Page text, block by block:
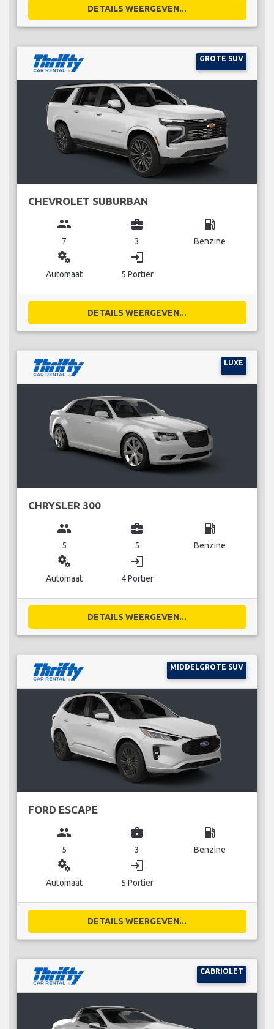
DETAILS WEERGEVEN...
GROTE SUV
CHEVROLET SUBURBAN
group
7
business_center
3
local_gas_station
Benzine
miscellaneous_services
Automaat
login
5 Portier
DETAILS WEERGEVEN...
LUXE
CHRYSLER 300
group
5
business_center
5
local_gas_station
Benzine
miscellaneous_services
Automaat
login
4 Portier
DETAILS WEERGEVEN...
MIDDELGROTE SUV
FORD ESCAPE
group
5
business_center
3
local_gas_station
Benzine
miscellaneous_services
Automaat
login
5 Portier
DETAILS WEERGEVEN...
CABRIOLET